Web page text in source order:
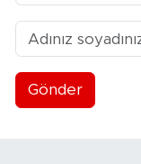
Gönder